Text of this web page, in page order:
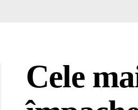
Cele